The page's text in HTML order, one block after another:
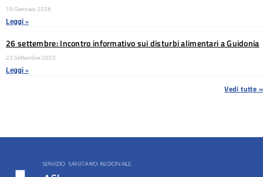
19 Gennaio 2026
Leggi »
26 settembre: Incontro informativo sui disturbi alimentari a Guidonia
23 Settembre 2025
Leggi »
Vedi tutte »